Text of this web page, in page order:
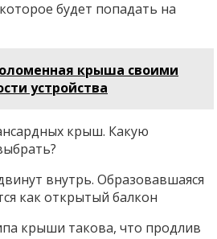
будет попадать на
крыша своими
устройства
внутрь. Образовавшаяся
как открытый балкон
крыши такова, что продлив